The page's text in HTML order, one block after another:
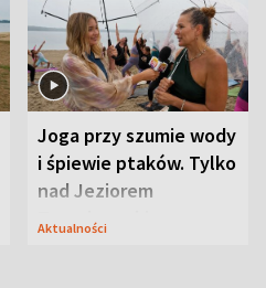
Joga przy szumie wody
i śpiewie ptaków. Tylko
nad Jeziorem
Tarnobrzeskim
Aktualności